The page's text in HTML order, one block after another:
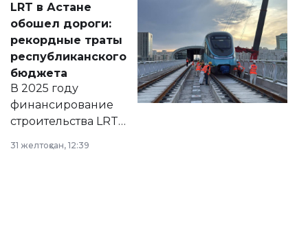
документ
появился в базе
нормативных
правовых актов и
на сайте маслихат
города.
LRT в Астане
обошел дороги:
рекордные траты
республиканского
бюджета
В 2025 году
финансирование
строительства LRT
республиканского
31 желтоқсан, 12:39